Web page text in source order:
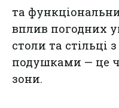
та
вплив погодних
столи та
подушками — це
зони.